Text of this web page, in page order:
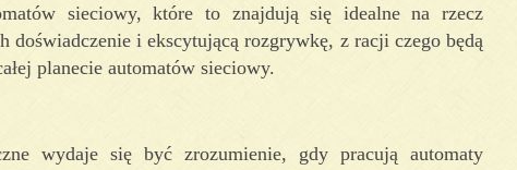
sieciowy, które to znajdują się idealne na rzecz
i ekscytującą rozgrywkę, z racji czego będą
planecie automatów sieciowy.
wydaje się być zrozumienie, gdy pracują automaty